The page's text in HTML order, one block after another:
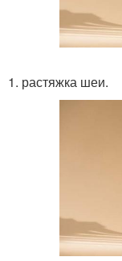
1. растяжка шеи.